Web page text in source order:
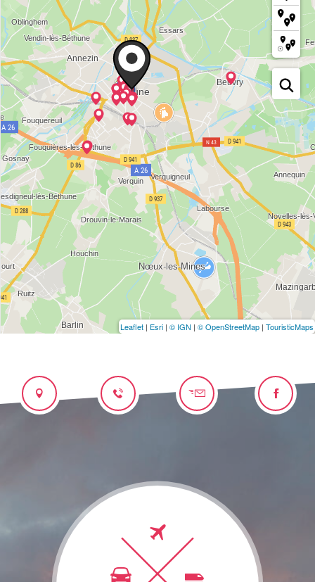
Leaflet | Esri | © IGN | © OpenStreetMap | TouristicMaps